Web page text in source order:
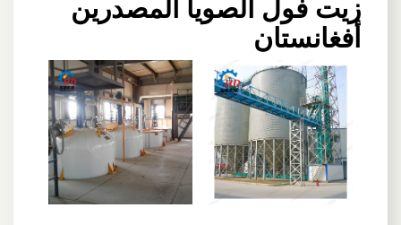
زيت فول الصويا المصدرين
أفغانستان